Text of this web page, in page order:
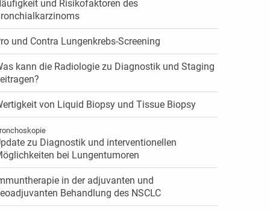
und Risikofaktoren des
und Contra Lungenkrebs-Screening
kann die Radiologie zu Diagnostik und Staging
von Liquid Biopsy und Tissue Biopsy
zu Diagnostik und interventionellen
bei Lungentumoren
in der adjuvanten und
Behandlung des NSCLC